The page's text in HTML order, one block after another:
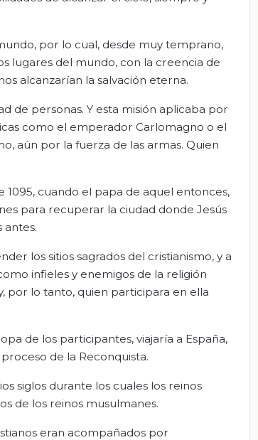
por lo cual, desde muy temprano,
lugares del mundo, con la creencia de
alcanzarían la salvación eterna.
de personas. Y esta misión aplicaba por
como el emperador Carlomagno o el
aún por la fuerza de las armas. Quien
1095, cuando el papa de aquel entonces,
para recuperar la ciudad donde Jesús
antes.
los sitios sagrados del cristianismo, y a
infieles y enemigos de la religión
por lo tanto, quien participara en ella
de los participantes, viajaría a España,
de la Reconquista.
siglos durante los cuales los reinos
de los reinos musulmanes.
eran acompañados por